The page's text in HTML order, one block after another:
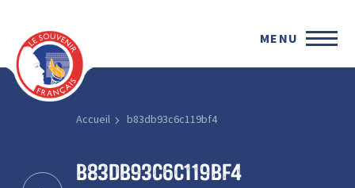
MENU
Accueil b83db93c6c119bf4
b83db93c6c119bf4